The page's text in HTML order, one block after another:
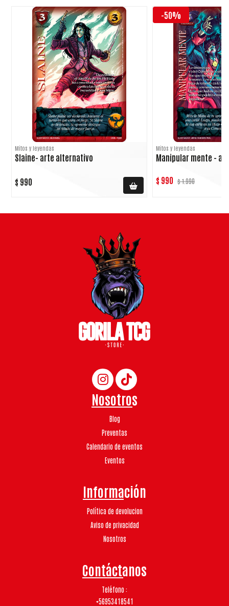
Mitos y leyendas
Slaine- arte alternativo
$ 990
-50%
Mitos y leyendas
Manipular mente -
$ 990 $ 1.990
Nosotros
Blog
Preventas
Calendario de eventos
Eventos
Información
Política de devolucion
Aviso de privacidad
Nosotros
Contáctanos
Teléfono
+56953418541